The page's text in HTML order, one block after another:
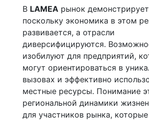
В LAMEA рынок
поскольку экономика в этом
развивается, а отрасли
диверсифицируются.
изобилуют для предприятий,
могут ориентироваться в
вызовах и эффективно
местные ресурсы. Понимание
региональной динамики
для участников рынка, которые